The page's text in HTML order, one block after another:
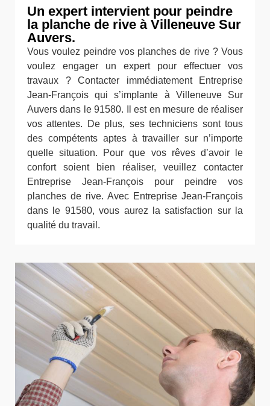
Un expert intervient pour peindre
la planche de rive à Villeneuve Sur
Auvers.
Vous voulez peindre vos planches de rive ? Vous
voulez engager un expert pour effectuer vos
travaux ? Contacter immédiatement Entreprise
Jean-François qui s’implante à Villeneuve Sur
Auvers dans le 91580. Il est en mesure de réaliser
vos attentes. De plus, ses techniciens sont tous
des compétents aptes à travailler sur n’importe
quelle situation. Pour que vos rêves d’avoir le
confort soient bien réaliser, veuillez contacter
Entreprise Jean-François pour peindre vos
planches de rive. Avec Entreprise Jean-François
dans le 91580, vous aurez la satisfaction sur la
qualité du travail.